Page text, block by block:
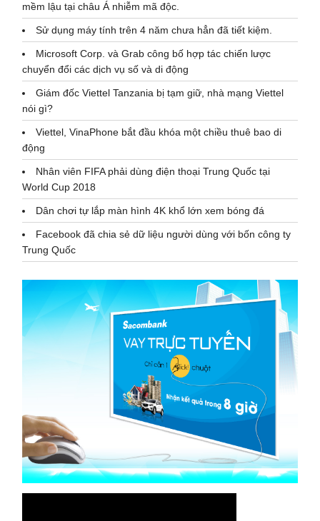
mềm lậu tại châu Á nhiễm mã độc.
Sử dụng máy tính trên 4 năm chưa hẳn đã tiết kiệm.
Microsoft Corp. và Grab công bố hợp tác chiến lược
chuyển đổi các dịch vụ số và di động
Giám đốc Viettel Tanzania bị tạm giữ, nhà mạng Viettel
nói gì?
Viettel, VinaPhone bắt đầu khóa một chiều thuê bao di
động
Nhân viên FIFA phải dùng điện thoại Trung Quốc tại
World Cup 2018
Dân chơi tự lắp màn hình 4K khổ lớn xem bóng đá
Facebook đã chia sẻ dữ liệu người dùng với bốn công ty
Trung Quốc